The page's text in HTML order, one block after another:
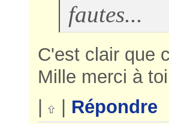
fautes...
C'est clair que
Mille merci à
Répondre